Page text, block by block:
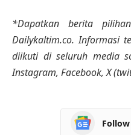
*Dapatkan berita
Dailykaltim.co. Informasi
diikuti di seluruh media
Instagram, Facebook, X